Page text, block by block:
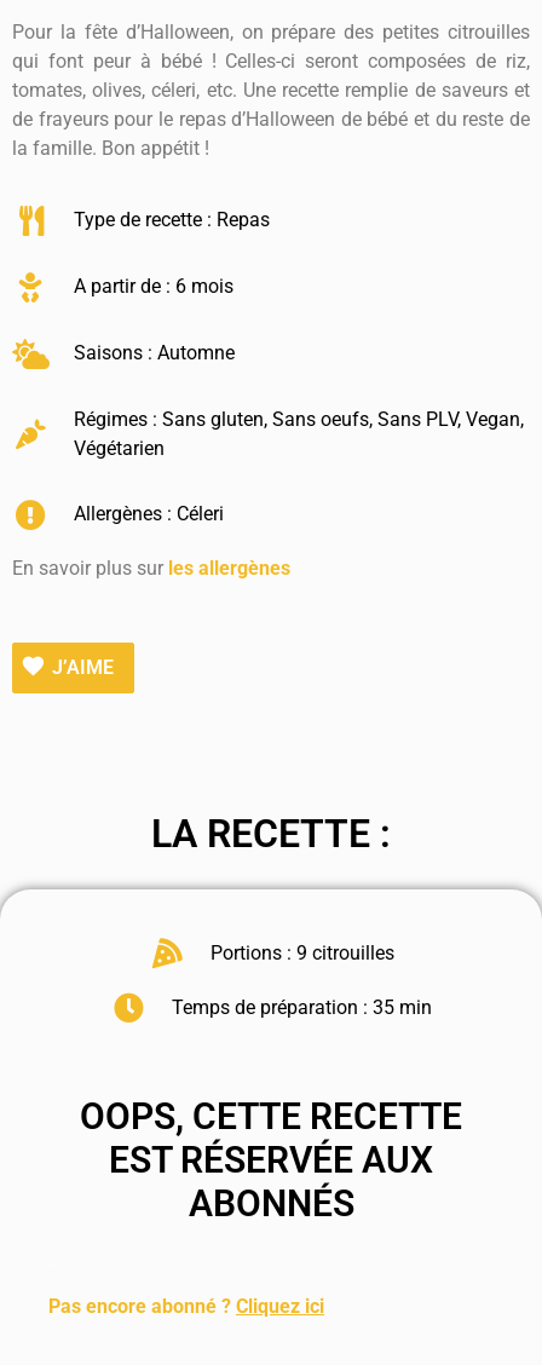
Pour la fête d’Halloween, on prépare des petites citrouilles
qui font peur à bébé ! Celles-ci seront composées de riz,
tomates, olives, céleri, etc. Une recette remplie de saveurs et
de frayeurs pour le repas d’Halloween de bébé et du reste de
la famille. Bon appétit !
Type de recette : Repas
A partir de : 6 mois
Saisons :Automne
Régimes :Sans gluten,Sans oeufs,Sans PLV,Vegan,
Végétarien
Allergènes : Céleri
En savoir plus sur les allergènes
J’AIME
LA RECETTE :
Portions : 9 citrouilles
Temps de préparation : 35 min
OOPS, CETTE RECETTE
EST RÉSERVÉE AUX
ABONNÉS
Pas encore abonné ? Cliquez ici